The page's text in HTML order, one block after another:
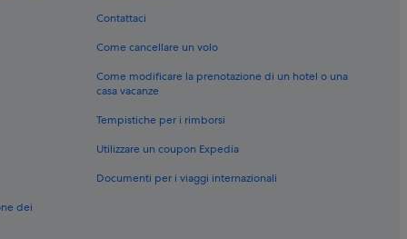
dei
Contattaci
Come cancellare un volo
Come modificare la prenotazione di un hotel o una
casa vacanze
Tempistiche per i rimborsi
Utilizzare un coupon Expedia
Documenti per i viaggi internazionali